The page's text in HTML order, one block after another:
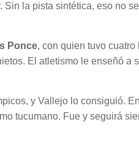
la pista sintética, eso no
Ponce, con quien tuvo
El atletismo le enseñó a
y Vallejo lo consiguió. En
tucumano. Fue y seguirá